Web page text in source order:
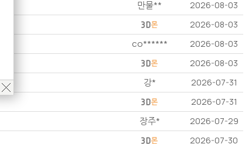
만물** 2026-08-03
2026-08-03
co****** 2026-08-03
2026-08-03
강* 2026-07-31
2026-07-31
장주* 2026-07-29
2026-07-30